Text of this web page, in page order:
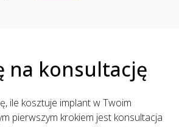
na konsultację
ile kosztuje implant w Twoim
pierwszym krokiem jest konsultacja